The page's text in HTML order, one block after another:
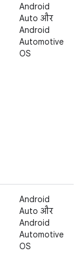
Android
Auto और
Android
Automotive
OS
Android
Auto और
Android
Automotive
OS